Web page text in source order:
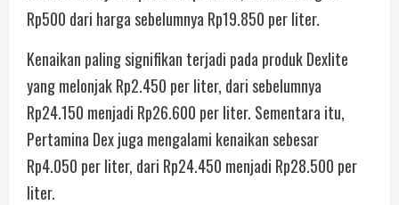
Rp500 dari harga sebelumnya Rp19.850 per liter.
Kenaikan paling signifikan terjadi pada produk Dexlite
yang melonjak Rp2.450 per liter, dari sebelumnya
Rp24.150 menjadi Rp26.600 per liter. Sementara itu,
Pertamina Dex juga mengalami kenaikan sebesar
Rp4.050 per liter, dari Rp24.450 menjadi Rp28.500 per
liter.